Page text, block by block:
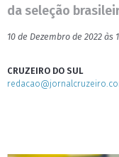
da seleção
10 de Dezembro de 2022 às
CRUZEIRO DO SUL